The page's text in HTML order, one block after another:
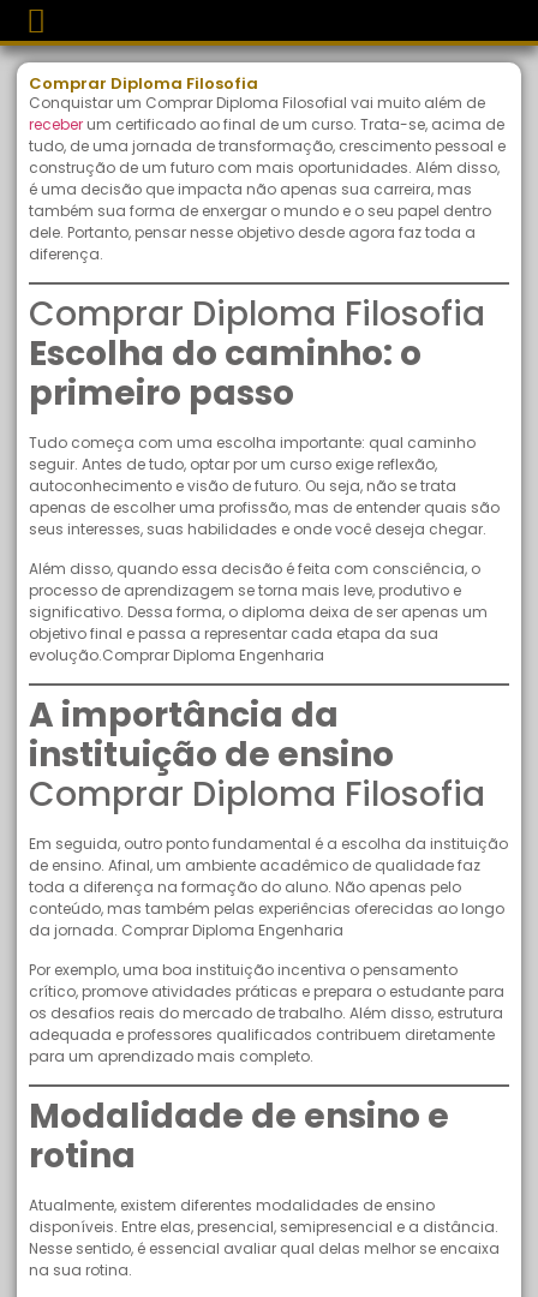
Comprar Diploma Filosofia
Conquistar um Comprar Diploma Filosofial vai muito além de
receber um certificado ao final de um curso. Trata-se, acima de
tudo, de uma jornada de transformação, crescimento pessoal e
construção de um futuro com mais oportunidades. Além disso,
é uma decisão que impacta não apenas sua carreira, mas
também sua forma de enxergar o mundo e o seu papel dentro
dele. Portanto, pensar nesse objetivo desde agora faz toda a
diferença.
Comprar Diploma Filosofia
Escolha do caminho: o
primeiro passo
Tudo começa com uma escolha importante: qual caminho
seguir. Antes de tudo, optar por um curso exige reflexão,
autoconhecimento e visão de futuro. Ou seja, não se trata
apenas de escolher uma profissão, mas de entender quais são
seus interesses, suas habilidades e onde você deseja chegar.
Além disso, quando essa decisão é feita com consciência, o
processo de aprendizagem se torna mais leve, produtivo e
significativo. Dessa forma, o diploma deixa de ser apenas um
objetivo final e passa a representar cada etapa da sua
evolução.Comprar Diploma Engenharia
A importância da
instituição de ensino
Comprar Diploma Filosofia
Em seguida, outro ponto fundamental é a escolha da instituição
de ensino. Afinal, um ambiente acadêmico de qualidade faz
toda a diferença na formação do aluno. Não apenas pelo
conteúdo, mas também pelas experiências oferecidas ao longo
da jornada. Comprar Diploma Engenharia
Por exemplo, uma boa instituição incentiva o pensamento
crítico, promove atividades práticas e prepara o estudante para
os desafios reais do mercado de trabalho. Além disso, estrutura
adequada e professores qualificados contribuem diretamente
para um aprendizado mais completo.
Modalidade de ensino e
rotina
Atualmente, existem diferentes modalidades de ensino
disponíveis. Entre elas, presencial, semipresencial e a distância.
Nesse sentido, é essencial avaliar qual delas melhor se encaixa
na sua rotina.